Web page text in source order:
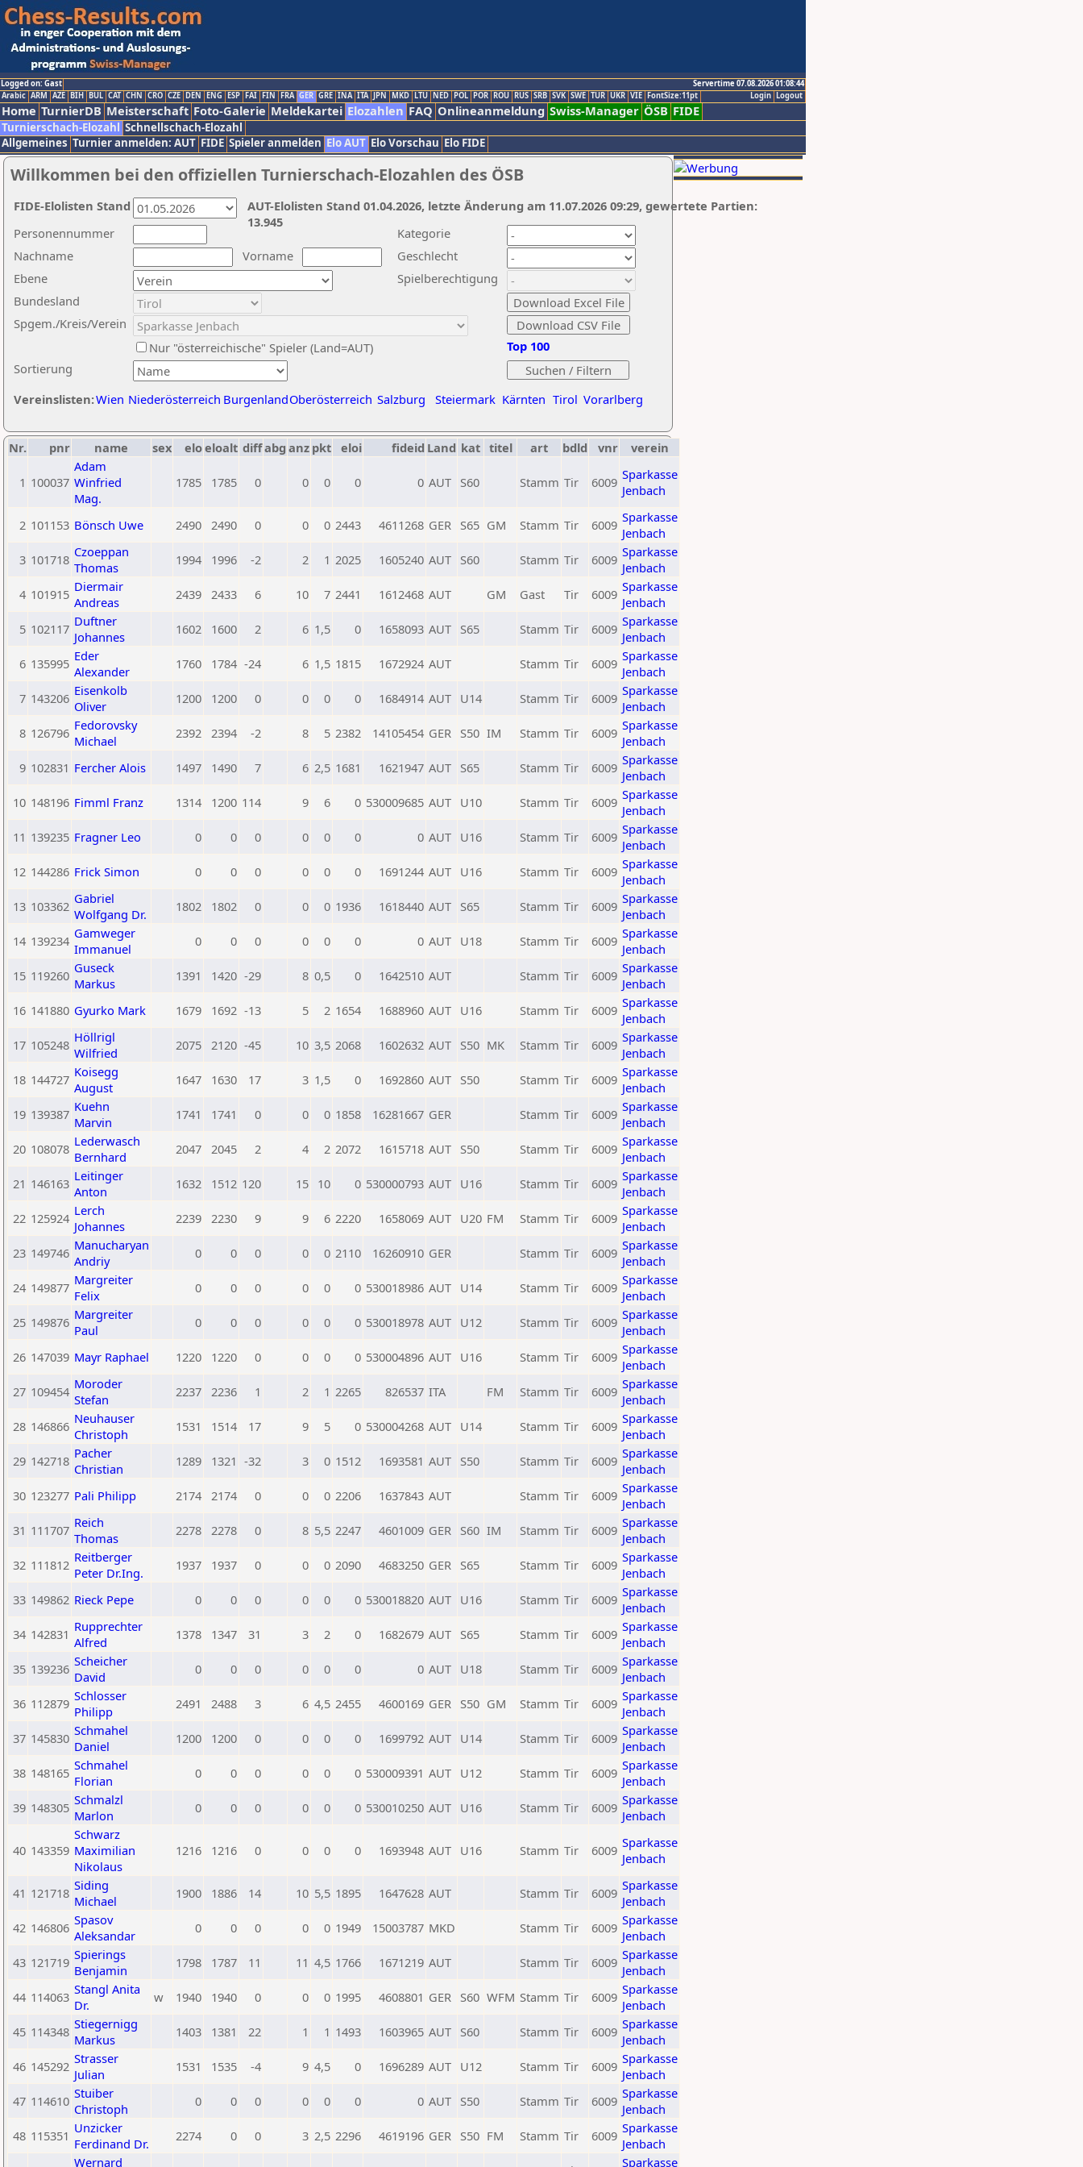
Logged on: Gast
Servertime 07.08.2026 01:08:44
Logout
Login
Arabic ARM AZE BIH BUL CAT CHN CRO CZE DEN ENG ESP FAI FIN FRA GER GRE INA ITA JPN MKD LTU NED POL POR ROU RUS SRB SVK SWE TUR UKR VIE FontSize:11pt
Home TurnierDB Meisterschaft Foto-Galerie Meldekartei Elozahlen FAQ Onlineanmeldung Swiss-Manager ÖSB FIDE
Turnierschach-Elozahl Schnellschach-Elozahl
Allgemeines Turnier anmelden: AUT FIDE Spieler anmelden Elo AUT Elo Vorschau Elo FIDE
Willkommen bei den offiziellen Turnierschach-Elozahlen des ÖSB
Nachname
Vorname
Ebene
Kategorie
Sortierung
Personennummer
Bundesland
Spgem./Kreis/Verein
Geschlecht
Nur "österreichische" Spieler (Land=AUT)
Spielberechtigung
Vereinslisten:Wien Niederösterreich BurgenlandOberösterreich Salzburg Steiermark Kärnten Tirol Vorarlberg
Top 100
AUT-Elolisten Stand 01.04.2026, letzte Änderung am 11.07.2026 09:29, gewertete Partien:
13.945
FIDE-Elolisten Stand
Nr. pnr name sex eloeloalt diffabg anz pkt eloi fideid Land kat titel art bdld vnr verein
1 100037
Adam
Winfried
Mag.
1785 1785 0 0 0 0 0 AUT S60 Stamm Tir 6009 Sparkasse
Jenbach
2 101153 Bönsch Uwe 2490 2490 0 0 0 2443 4611268 GER S65 GM Stamm Tir 6009 Sparkasse
Jenbach
3 101718 Czoeppan
Thomas
1994 1996 -2 2 1 2025 1605240 AUT S60 Stamm Tir 6009 Sparkasse
Jenbach
4 101915 Diermair
Andreas
2439 2433 6 10 7 2441 1612468 AUT GM Gast Tir 6009 Sparkasse
Jenbach
5 102117 Duftner
Johannes
1602 1600 2 6 1,5 0 1658093 AUT S65 Stamm Tir 6009 Sparkasse
Jenbach
6 135995 Eder
Alexander
1760 1784 -24 6 1,5 1815 1672924 AUT Stamm Tir 6009 Sparkasse
Jenbach
7 143206 Eisenkolb
Oliver
1200 1200 0 0 0 0 1684914 AUT U14 Stamm Tir 6009 Sparkasse
Jenbach
8 126796 Fedorovsky
Michael
2392 2394 -2 8 5 2382 14105454 GER S50 IM Stamm Tir 6009 Sparkasse
Jenbach
9 102831 Fercher Alois 1497 1490 7 6 2,5 1681 1621947 AUT S65 Stamm Tir 6009 Sparkasse
Jenbach
10 148196 Fimml Franz 1314 1200 114 9 6 0 530009685 AUT U10 Stamm Tir 6009 Sparkasse
Jenbach
11 139235 Fragner Leo 0 0 0 0 0 0 0 AUT U16 Stamm Tir 6009 Sparkasse
Jenbach
12 144286 Frick Simon 0 0 0 0 0 0 1691244 AUT U16 Stamm Tir 6009 Sparkasse
Jenbach
13 103362 Gabriel
Wolfgang Dr.
1802 1802 0 0 0 1936 1618440 AUT S65 Stamm Tir 6009 Sparkasse
Jenbach
14 139234 Gamweger
Immanuel
0 0 0 0 0 0 0 AUT U18 Stamm Tir 6009 Sparkasse
Jenbach
15 119260 Guseck
Markus
1391 1420 -29 8 0,5 0 1642510 AUT Stamm Tir 6009 Sparkasse
Jenbach
16 141880 Gyurko Mark 1679 1692 -13 5 2 1654 1688960 AUT U16 Stamm Tir 6009 Sparkasse
Jenbach
17 105248 Höllrigl
Wilfried
2075 2120 -45 10 3,5 2068 1602632 AUT S50 MK Stamm Tir 6009 Sparkasse
Jenbach
18 144727 Koisegg
August
1647 1630 17 3 1,5 0 1692860 AUT S50 Stamm Tir 6009 Sparkasse
Jenbach
19 139387 Kuehn
Marvin
1741 1741 0 0 0 1858 16281667 GER Stamm Tir 6009 Sparkasse
Jenbach
20 108078 Lederwasch
Bernhard
2047 2045 2 4 2 2072 1615718 AUT S50 Stamm Tir 6009 Sparkasse
Jenbach
21 146163 Leitinger
Anton
1632 1512 120 15 10 0 530000793 AUT U16 Stamm Tir 6009 Sparkasse
Jenbach
22 125924 Lerch
Johannes
2239 2230 9 9 6 2220 1658069 AUT U20 FM Stamm Tir 6009 Sparkasse
Jenbach
23 149746 Manucharyan
Andriy
0 0 0 0 0 2110 16260910 GER Stamm Tir 6009 Sparkasse
Jenbach
24 149877 Margreiter
Felix
0 0 0 0 0 0 530018986 AUT U14 Stamm Tir 6009 Sparkasse
Jenbach
25 149876 Margreiter
Paul
0 0 0 0 0 0 530018978 AUT U12 Stamm Tir 6009 Sparkasse
Jenbach
26 147039 Mayr Raphael 1220 1220 0 0 0 0 530004896 AUT U16 Stamm Tir 6009 Sparkasse
Jenbach
27 109454 Moroder
Stefan
2237 2236 1 2 1 2265 826537 ITA FM Stamm Tir 6009 Sparkasse
Jenbach
28 146866 Neuhauser
Christoph
1531 1514 17 9 5 0 530004268 AUT U14 Stamm Tir 6009 Sparkasse
Jenbach
29 142718 Pacher
Christian
1289 1321 -32 3 0 1512 1693581 AUT S50 Stamm Tir 6009 Sparkasse
Jenbach
30 123277 Pali Philipp 2174 2174 0 0 0 2206 1637843 AUT Stamm Tir 6009 Sparkasse
Jenbach
31 111707 Reich
Thomas
2278 2278 0 8 5,5 2247 4601009 GER S60 IM Stamm Tir 6009 Sparkasse
Jenbach
32 111812 Reitberger
Peter Dr.Ing.
1937 1937 0 0 0 2090 4683250 GER S65 Stamm Tir 6009 Sparkasse
Jenbach
33 149862 Rieck Pepe 0 0 0 0 0 0 530018820 AUT U16 Stamm Tir 6009 Sparkasse
Jenbach
34 142831 Rupprechter
Alfred
1378 1347 31 3 2 0 1682679 AUT S65 Stamm Tir 6009 Sparkasse
Jenbach
35 139236 Scheicher
David
0 0 0 0 0 0 0 AUT U18 Stamm Tir 6009 Sparkasse
Jenbach
36 112879 Schlosser
Philipp
2491 2488 3 6 4,5 2455 4600169 GER S50 GM Stamm Tir 6009 Sparkasse
Jenbach
37 145830 Schmahel
Daniel
1200 1200 0 0 0 0 1699792 AUT U14 Stamm Tir 6009 Sparkasse
Jenbach
38 148165 Schmahel
Florian
0 0 0 0 0 0 530009391 AUT U12 Stamm Tir 6009 Sparkasse
Jenbach
39 148305 Schmalzl
Marlon
0 0 0 0 0 0 530010250 AUT U16 Stamm Tir 6009 Sparkasse
Jenbach
40 143359
Schwarz
Maximilian
Nikolaus
1216 1216 0 0 0 0 1693948 AUT U16 Stamm Tir 6009 Sparkasse
Jenbach
41 121718 Siding
Michael
1900 1886 14 10 5,5 1895 1647628 AUT Stamm Tir 6009 Sparkasse
Jenbach
42 146806 Spasov
Aleksandar
0 0 0 0 0 1949 15003787 MKD Stamm Tir 6009 Sparkasse
Jenbach
43 121719 Spierings
Benjamin
1798 1787 11 11 4,5 1766 1671219 AUT Stamm Tir 6009 Sparkasse
Jenbach
44 114063 Stangl Anita
Dr.
w 1940 1940 0 0 0 1995 4608801 GER S60 WFM Stamm Tir 6009 Sparkasse
Jenbach
45 114348 Stiegernigg
Markus
1403 1381 22 1 1 1493 1603965 AUT S60 Stamm Tir 6009 Sparkasse
Jenbach
46 145292 Strasser
Julian
1531 1535 -4 9 4,5 0 1696289 AUT U12 Stamm Tir 6009 Sparkasse
Jenbach
47 114610 Stuiber
Christoph
0 0 0 0 0 0 0 AUT S50 Stamm Tir 6009 Sparkasse
Jenbach
48 115351 Unzicker
Ferdinand Dr.
2274 0 0 3 2,5 2296 4619196 GER S50 FM Stamm Tir 6009 Sparkasse
Jenbach
Wernard Sparkasse